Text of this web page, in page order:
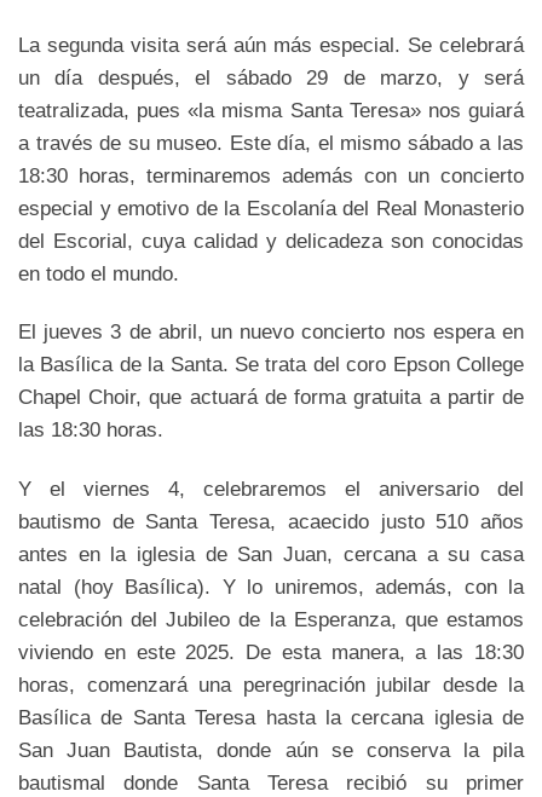
La segunda visita será aún más especial. Se celebrará
un día después, el sábado 29 de marzo, y será
teatralizada, pues «la misma Santa Teresa» nos guiará
a través de su museo. Este día, el mismo sábado a las
18:30 horas, terminaremos además con un concierto
especial y emotivo de la Escolanía del Real Monasterio
del Escorial, cuya calidad y delicadeza son conocidas
en todo el mundo.
El jueves 3 de abril, un nuevo concierto nos espera en
la Basílica de la Santa. Se trata del coro Epson College
Chapel Choir, que actuará de forma gratuita a partir de
las 18:30 horas.
Y el viernes 4, celebraremos el aniversario del
bautismo de Santa Teresa, acaecido justo 510 años
antes en la iglesia de San Juan, cercana a su casa
natal (hoy Basílica). Y lo uniremos, además, con la
celebración del Jubileo de la Esperanza, que estamos
viviendo en este 2025. De esta manera, a las 18:30
horas, comenzará una peregrinación jubilar desde la
Basílica de Santa Teresa hasta la cercana iglesia de
San Juan Bautista, donde aún se conserva la pila
bautismal donde Santa Teresa recibió su primer